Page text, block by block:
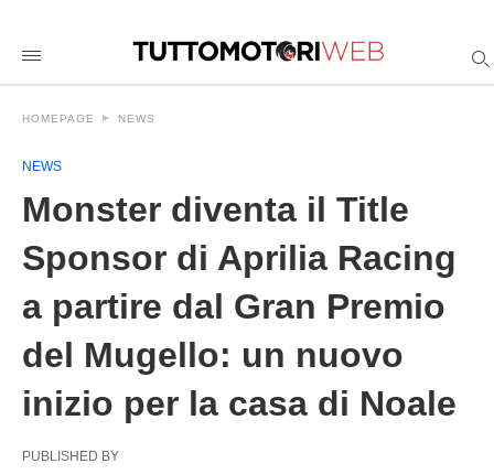
/2026/05/22/monster-
il-
sponsor-
aprilia-
partire-
gran-
premio-
mugello-
un-
nuovo-
inizio-
casa-
HOMEPAGE NEWS
NEWS
Monster diventa il Title
Sponsor di Aprilia Racing
a partire dal Gran Premio
del Mugello: un nuovo
inizio per la casa di Noale
PUBLISHED BY